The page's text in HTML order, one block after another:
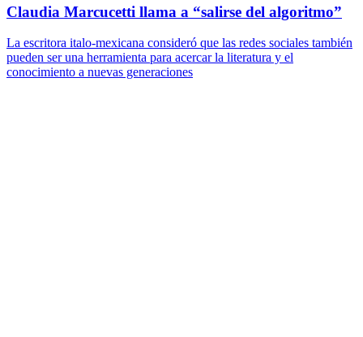
Claudia Marcucetti llama a “salirse del algoritmo”
La escritora italo-mexicana consideró que las redes sociales también
pueden ser una herramienta para acercar la literatura y el
conocimiento a nuevas generaciones